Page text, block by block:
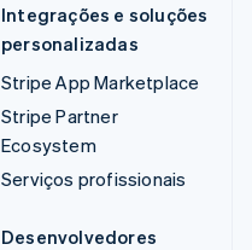
Integrações e soluções
personalizadas
Stripe App Marketplace
Stripe Partner
Ecosystem
Serviços profissionais
Desenvolvedores